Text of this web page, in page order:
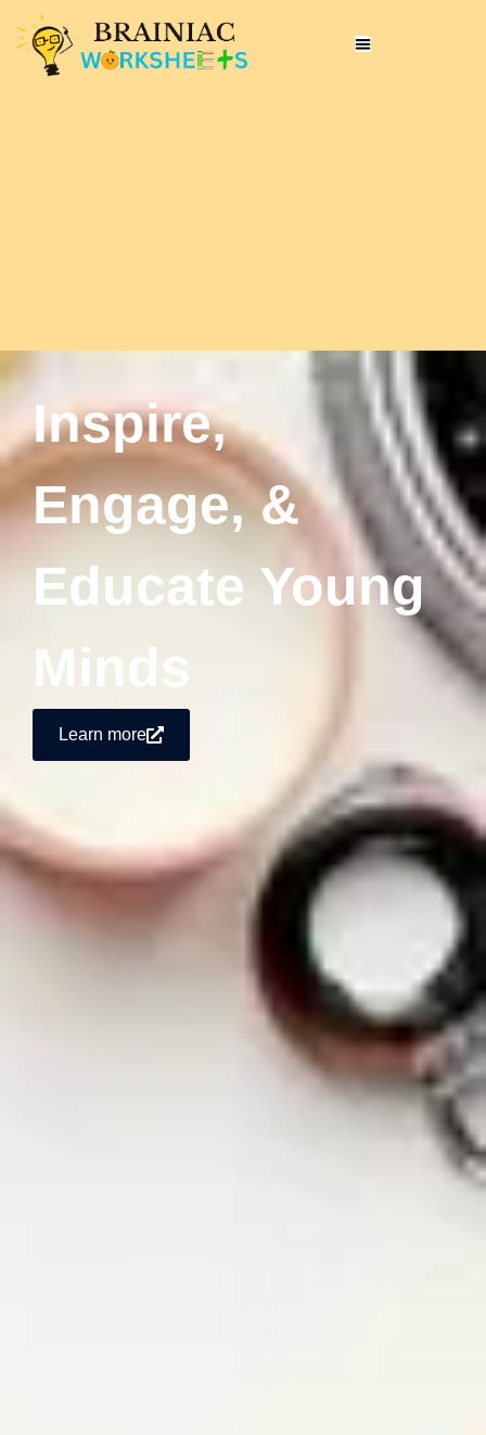
Inspire,
Engage, &
Educate Young
Minds
Learn more